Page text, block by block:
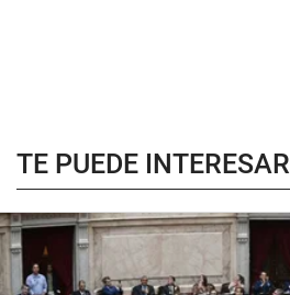
TE PUEDE INTERESAR